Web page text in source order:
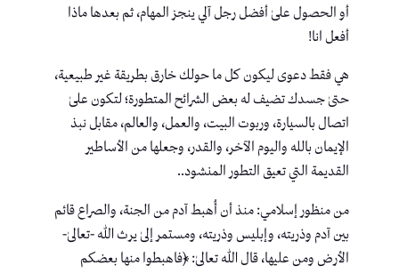
أو الحصول علىٰ أفضل رجل آلي ينجز المهام، ثم بعدها ماذا
أفعل انا!
هي فقط دعوى ليكون كل ما حولك خارق بطريقة غير طبيعية،
حتىٰ جسدك تضيف له بعض الشرائح المتطورة؛ لتكون علىٰ
اتصال بالسيارة، وربوت البيت، والعمل، والعالم، مقابل نبذ
الإيمان بالله واليوم الآخر، والقدر، وجعلها من الأساطير
القديمة التي تعيق التطور المنشود..
من منظور إسلامي: منذ أن أُهبط آدم من الجنة، والصراع قائم
بين آدم وذريته، وإبليس وذريته، ومستمر إلىٰ يرث الله -تعالىٰ-
الأرض ومن عليها، قال الله تعالىٰ: ﴿فاهبطوا منها بعضكم